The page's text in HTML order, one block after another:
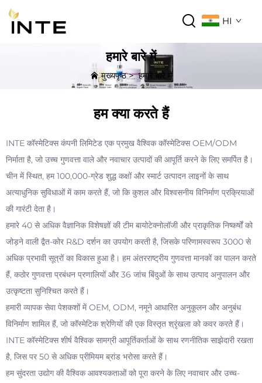
HI
हमारे बारे में
मुख्यपृष्ठ>हमारे बारे में
हम क्या करते हैं
INTE कॉस्मेटिक्स कंपनी लिमिटेड एक प्रमुख वैश्विक कॉस्मेटिक्स OEM/ODM
निर्माता है, जो उच्च गुणवत्ता वाले और नवाचार उत्पादों की आपूर्ति करने के लिए समर्पित है।
चीन में स्थित, हम 100,000-ग्रेड शुद्ध कक्षों और स्मार्ट उत्पादन लाइनों के साथ
अत्याधुनिक सुविधाओं में काम करते हैं, जो कि कुशल और विश्वसनीय विनिर्माण प्रक्रियाओं
की गारंटी देता है।
हमारे 40 से अधिक वैज्ञानिक विशेषज्ञों की टीम बायोटेक्नोलॉजी और प्राकृतिक निष्कर्षों को
जोड़ने वाली द्वैत-कोर R&D दर्शन का उपयोग करती है, जिसके परिणामस्वरूप 3000 से
अधिक प्रभावी सूत्रों का विकास हुआ है। हम अंतरराष्ट्रीय गुणवत्ता मानकों का पालन करते
हैं, कठोर गुणवत्ता प्रबंधन प्रणालियों और 36 जांच बिंदुओं के साथ उत्पाद अनुपालन और
उत्कृष्टता सुनिश्चित करते हैं।
हमारी व्यापक सेवा पेशकशों में OEM, ODM, नमूने आधारित अनुकूलन और अनुबंध
विनिर्माण शामिल हैं, जो कॉस्मेटिक श्रेणियों की एक विस्तृत श्रृंखला को कवर करते हैं।
INTE कॉस्मेटिक्स शीर्ष वैश्विक सामग्री आपूर्तिकर्ताओं के साथ रणनीतिक साझेदारी रखता
है, जिस पर 50 से अधिक प्रीमियम ब्रांड भरोसा करते हैं।
हम सुंदरता उद्योग की वैश्विक आवश्यकताओं को पूरा करने के लिए नवाचार और उच्च-